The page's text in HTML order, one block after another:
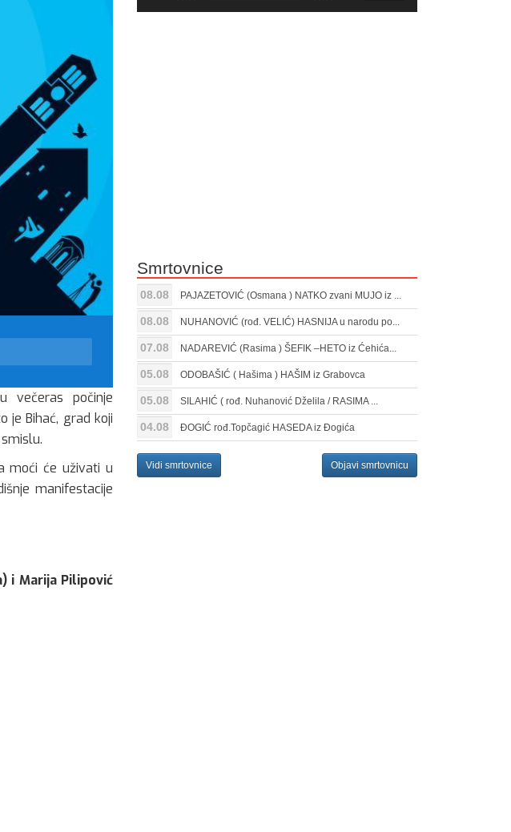
večeras počinje
je Bihać, grad koji
moći će uživati u
manifestacije
i Marija Pilipović
Gore/Dole
Smrtovnice
08.08 PAJAZETOVIĆ (Osmana ) NATKO zvani MUJO iz ...
08.08 NUHANOVIĆ (rođ. VELIĆ) HASNIJA u narodu po...
07.08 NADAREVIĆ (Rasima ) ŠEFIK –HETO iz Ćehića...
05.08 ODOBAŠIĆ ( Hašima ) HAŠIM iz Grabovca
05.08 SILAHIĆ ( rođ. Nuhanović Dželila / RASIMA ...
04.08 ĐOGIĆ rođ.Topčagić HASEDA iz Đogića
Vidi smrtovnice Objavi smrtovnicu